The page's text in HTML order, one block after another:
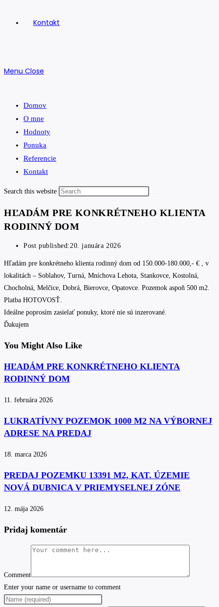
Kontakt
Menu Close
Domov
O mne
Hodnoty
Ponuka
Referencie
Kontakt
Search this website
HĽADÁM PRE KONKRÉTNEHO KLIENTA
RODINNÝ DOM
Post published:20. januára 2026
Hľadám pre konkrétneho klienta rodinný dom od 150.000-180.000,- € , v
lokalitách – Soblahov, Turná, Mníchova Lehota, Stankovce, Kostolná,
Chocholná, Melčice, Dobrá, Bierovce, Opatovce. Pozemok aspoň 500 m2.
Platba HOTOVOSŤ.
Ideálne poprosím zasielať ponuky, ktoré nie sú inzerované.
Ďakujem
You Might Also Like
HĽADÁM PRE KONKRÉTNEHO KLIENTA
RODINNÝ DOM
11. februára 2026
LUKRATÍVNY POZEMOK 1000 M2 NA VÝBORNEJ
ADRESE NA PREDAJ
18. marca 2026
PREDAJ POZEMKU 13391 M2, KAT. ÚZEMIE
NOVÁ DUBNICA V PRIEMYSELNEJ ZÓNE
12. mája 2026
Pridaj komentár
Comment
Enter your name or username to comment